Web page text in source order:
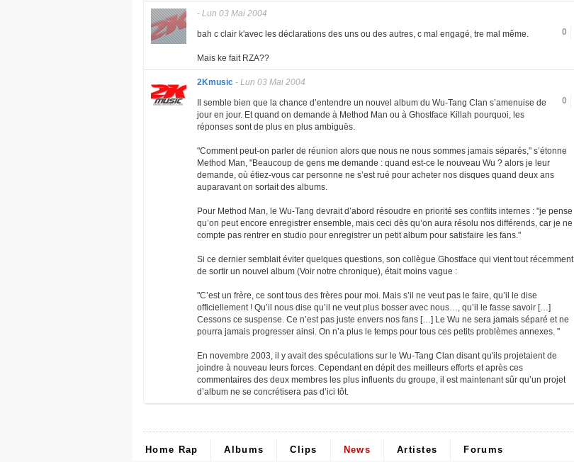
- Lun 03 Mai 2004
0
bah c clair k'avec les déclarations des uns ou des autres, c mal engagé, tre mal même.
Mais ke fait RZA??
2Kmusic - Lun 03 Mai 2004
0
Il semble bien que la chance d’entendre un nouvel album du Wu-Tang Clan s’amenuise de
jour en jour. Et quand on demande à Method Man ou à Ghostface Killah pourquoi, les
réponses sont de plus en plus ambiguës.
"Comment peut-on parler de réunion alors que nous ne nous sommes jamais séparés," s’étonne
Method Man, "Beaucoup de gens me demande : quand est-ce le nouveau Wu ? alors je leur
demande, où étiez-vous car personne ne s’est rué pour acheter nos disques quand deux ans
auparavant on sortait des albums.
Pour Method Man, le Wu-Tang devrait d’abord résoudre en priorité ses conflits internes : "je pense
qu’on peut encore enregistrer ensemble, mais ceci dès qu’on aura résolu nos différends, car je ne
compte pas rentrer en studio pour enregistrer un petit album pour satisfaire les fans."
Si ce dernier semblait éviter quelques questions, son collègue Ghostface qui vient tout récemment
de sortir un nouvel album (Voir notre chronique), était moins vague :
"C’est un frère, ce sont tous des frères pour moi. Mais s’il ne veut pas le faire, qu’il le dise
officiellement ! Qu’il nous dise qu’il ne veut plus bosser avec nous…, qu’il le fasse savoir […]
Cessons ce suspense. Ce n’est pas juste envers nos fans […] Le Wu ne sera jamais séparé et ne
pourra jamais progresser ainsi. On n’a plus le temps pour tous ces petits problèmes annexes. "
En novembre 2003, il y avait des spéculations sur le Wu-Tang Clan disant qu'ils projetaient de
joindre à nouveau leurs forces. Cependant en dépit des meilleurs efforts et après ces
commentaires des deux membres les plus influents du groupe, il est maintenant sûr qu’un projet
d’album ne se concrétisera pas d’ici tôt.
Home Rap Albums Clips News Artistes Forums